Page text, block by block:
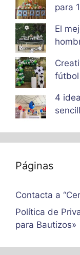
para
El
4
Páginas
Contacta a
Política de
para Bautizos»